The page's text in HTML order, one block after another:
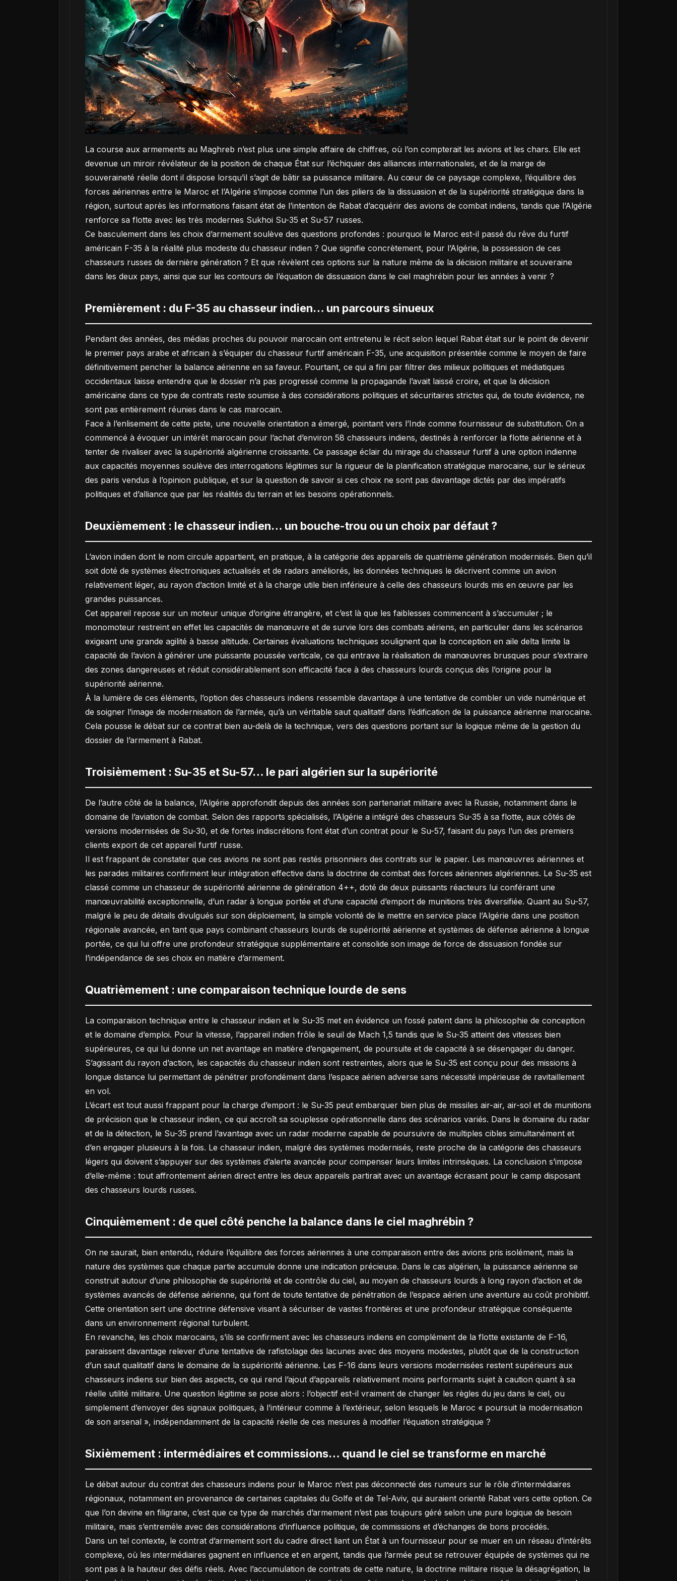
La course aux armements au Maghreb n’est plus une simple affaire de chiffres, où l’on compterait les avions et les chars. Elle est
devenue un miroir révélateur de la position de chaque État sur l’échiquier des alliances internationales, et de la marge de
souveraineté réelle dont il dispose lorsqu’il s’agit de bâtir sa puissance militaire. Au cœur de ce paysage complexe, l’équilibre des
forces aériennes entre le Maroc et l’Algérie s’impose comme l’un des piliers de la dissuasion et de la supériorité stratégique dans la
région, surtout après les informations faisant état de l’intention de Rabat d’acquérir des avions de combat indiens, tandis que l’Algérie
renforce sa flotte avec les très modernes Sukhoi Su-35 et Su-57 russes.
Ce basculement dans les choix d’armement soulève des questions profondes : pourquoi le Maroc est-il passé du rêve du furtif
américain F-35 à la réalité plus modeste du chasseur indien ? Que signifie concrètement, pour l’Algérie, la possession de ces
chasseurs russes de dernière génération ? Et que révèlent ces options sur la nature même de la décision militaire et souveraine
dans les deux pays, ainsi que sur les contours de l’équation de dissuasion dans le ciel maghrébin pour les années à venir ?
Premièrement : du F-35 au chasseur indien… un parcours sinueux
Pendant des années, des médias proches du pouvoir marocain ont entretenu le récit selon lequel Rabat était sur le point de devenir
le premier pays arabe et africain à s’équiper du chasseur furtif américain F-35, une acquisition présentée comme le moyen de faire
définitivement pencher la balance aérienne en sa faveur. Pourtant, ce qui a fini par filtrer des milieux politiques et médiatiques
occidentaux laisse entendre que le dossier n’a pas progressé comme la propagande l’avait laissé croire, et que la décision
américaine dans ce type de contrats reste soumise à des considérations politiques et sécuritaires strictes qui, de toute évidence, ne
sont pas entièrement réunies dans le cas marocain.
Face à l’enlisement de cette piste, une nouvelle orientation a émergé, pointant vers l’Inde comme fournisseur de substitution. On a
commencé à évoquer un intérêt marocain pour l’achat d’environ 58 chasseurs indiens, destinés à renforcer la flotte aérienne et à
tenter de rivaliser avec la supériorité algérienne croissante. Ce passage éclair du mirage du chasseur furtif à une option indienne
aux capacités moyennes soulève des interrogations légitimes sur la rigueur de la planification stratégique marocaine, sur le sérieux
des paris vendus à l’opinion publique, et sur la question de savoir si ces choix ne sont pas davantage dictés par des impératifs
politiques et d’alliance que par les réalités du terrain et les besoins opérationnels.
Deuxièmement : le chasseur indien… un bouche-trou ou un choix par défaut ?
L’avion indien dont le nom circule appartient, en pratique, à la catégorie des appareils de quatrième génération modernisés. Bien qu’il
soit doté de systèmes électroniques actualisés et de radars améliorés, les données techniques le décrivent comme un avion
relativement léger, au rayon d’action limité et à la charge utile bien inférieure à celle des chasseurs lourds mis en œuvre par les
grandes puissances.
Cet appareil repose sur un moteur unique d’origine étrangère, et c’est là que les faiblesses commencent à s’accumuler ; le
monomoteur restreint en effet les capacités de manœuvre et de survie lors des combats aériens, en particulier dans les scénarios
exigeant une grande agilité à basse altitude. Certaines évaluations techniques soulignent que la conception en aile delta limite la
capacité de l’avion à générer une puissante poussée verticale, ce qui entrave la réalisation de manœuvres brusques pour s’extraire
des zones dangereuses et réduit considérablement son efficacité face à des chasseurs lourds conçus dès l’origine pour la
supériorité aérienne.
À la lumière de ces éléments, l’option des chasseurs indiens ressemble davantage à une tentative de combler un vide numérique et
de soigner l’image de modernisation de l’armée, qu’à un véritable saut qualitatif dans l’édification de la puissance aérienne marocaine.
Cela pousse le débat sur ce contrat bien au-delà de la technique, vers des questions portant sur la logique même de la gestion du
dossier de l’armement à Rabat.
Troisièmement : Su-35 et Su-57… le pari algérien sur la supériorité
De l’autre côté de la balance, l’Algérie approfondit depuis des années son partenariat militaire avec la Russie, notamment dans le
domaine de l’aviation de combat. Selon des rapports spécialisés, l’Algérie a intégré des chasseurs Su-35 à sa flotte, aux côtés de
versions modernisées de Su-30, et de fortes indiscrétions font état d’un contrat pour le Su-57, faisant du pays l’un des premiers
clients export de cet appareil furtif russe.
Il est frappant de constater que ces avions ne sont pas restés prisonniers des contrats sur le papier. Les manœuvres aériennes et
les parades militaires confirment leur intégration effective dans la doctrine de combat des forces aériennes algériennes. Le Su-35 est
classé comme un chasseur de supériorité aérienne de génération 4++, doté de deux puissants réacteurs lui conférant une
manœuvrabilité exceptionnelle, d’un radar à longue portée et d’une capacité d’emport de munitions très diversifiée. Quant au Su-57,
malgré le peu de détails divulgués sur son déploiement, la simple volonté de le mettre en service place l’Algérie dans une position
régionale avancée, en tant que pays combinant chasseurs lourds de supériorité aérienne et systèmes de défense aérienne à longue
portée, ce qui lui offre une profondeur stratégique supplémentaire et consolide son image de force de dissuasion fondée sur
l’indépendance de ses choix en matière d’armement.
Quatrièmement : une comparaison technique lourde de sens
La comparaison technique entre le chasseur indien et le Su-35 met en évidence un fossé patent dans la philosophie de conception
et le domaine d’emploi. Pour la vitesse, l’appareil indien frôle le seuil de Mach 1,5 tandis que le Su-35 atteint des vitesses bien
supérieures, ce qui lui donne un net avantage en matière d’engagement, de poursuite et de capacité à se désengager du danger.
S’agissant du rayon d’action, les capacités du chasseur indien sont restreintes, alors que le Su-35 est conçu pour des missions à
longue distance lui permettant de pénétrer profondément dans l’espace aérien adverse sans nécessité impérieuse de ravitaillement
en vol.
L’écart est tout aussi frappant pour la charge d’emport : le Su-35 peut embarquer bien plus de missiles air-air, air-sol et de munitions
de précision que le chasseur indien, ce qui accroît sa souplesse opérationnelle dans des scénarios variés. Dans le domaine du radar
et de la détection, le Su-35 prend l’avantage avec un radar moderne capable de poursuivre de multiples cibles simultanément et
d’en engager plusieurs à la fois. Le chasseur indien, malgré des systèmes modernisés, reste proche de la catégorie des chasseurs
légers qui doivent s’appuyer sur des systèmes d’alerte avancée pour compenser leurs limites intrinsèques. La conclusion s’impose
d’elle-même : tout affrontement aérien direct entre les deux appareils partirait avec un avantage écrasant pour le camp disposant
des chasseurs lourds russes.
Cinquièmement : de quel côté penche la balance dans le ciel maghrébin ?
On ne saurait, bien entendu, réduire l’équilibre des forces aériennes à une comparaison entre des avions pris isolément, mais la
nature des systèmes que chaque partie accumule donne une indication précieuse. Dans le cas algérien, la puissance aérienne se
construit autour d’une philosophie de supériorité et de contrôle du ciel, au moyen de chasseurs lourds à long rayon d’action et de
systèmes avancés de défense aérienne, qui font de toute tentative de pénétration de l’espace aérien une aventure au coût prohibitif.
Cette orientation sert une doctrine défensive visant à sécuriser de vastes frontières et une profondeur stratégique conséquente
dans un environnement régional turbulent.
En revanche, les choix marocains, s’ils se confirment avec les chasseurs indiens en complément de la flotte existante de F-16,
paraissent davantage relever d’une tentative de rafistolage des lacunes avec des moyens modestes, plutôt que de la construction
d’un saut qualitatif dans le domaine de la supériorité aérienne. Les F-16 dans leurs versions modernisées restent supérieurs aux
chasseurs indiens sur bien des aspects, ce qui rend l’ajout d’appareils relativement moins performants sujet à caution quant à sa
réelle utilité militaire. Une question légitime se pose alors : l’objectif est-il vraiment de changer les règles du jeu dans le ciel, ou
simplement d’envoyer des signaux politiques, à l’intérieur comme à l’extérieur, selon lesquels le Maroc « poursuit la modernisation
de son arsenal », indépendamment de la capacité réelle de ces mesures à modifier l’équation stratégique ?
Sixièmement : intermédiaires et commissions… quand le ciel se transforme en marché
Le débat autour du contrat des chasseurs indiens pour le Maroc n’est pas déconnecté des rumeurs sur le rôle d’intermédiaires
régionaux, notamment en provenance de certaines capitales du Golfe et de Tel-Aviv, qui auraient orienté Rabat vers cette option. Ce
que l’on devine en filigrane, c’est que ce type de marchés d’armement n’est pas toujours géré selon une pure logique de besoin
militaire, mais s’entremêle avec des considérations d’influence politique, de commissions et d’échanges de bons procédés.
Dans un tel contexte, le contrat d’armement sort du cadre direct liant un État à un fournisseur pour se muer en un réseau d’intérêts
complexe, où les intermédiaires gagnent en influence et en argent, tandis que l’armée peut se retrouver équipée de systèmes qui ne
sont pas à la hauteur des défis réels. Avec l’accumulation de contrats de cette nature, la doctrine militaire risque la désagrégation, la